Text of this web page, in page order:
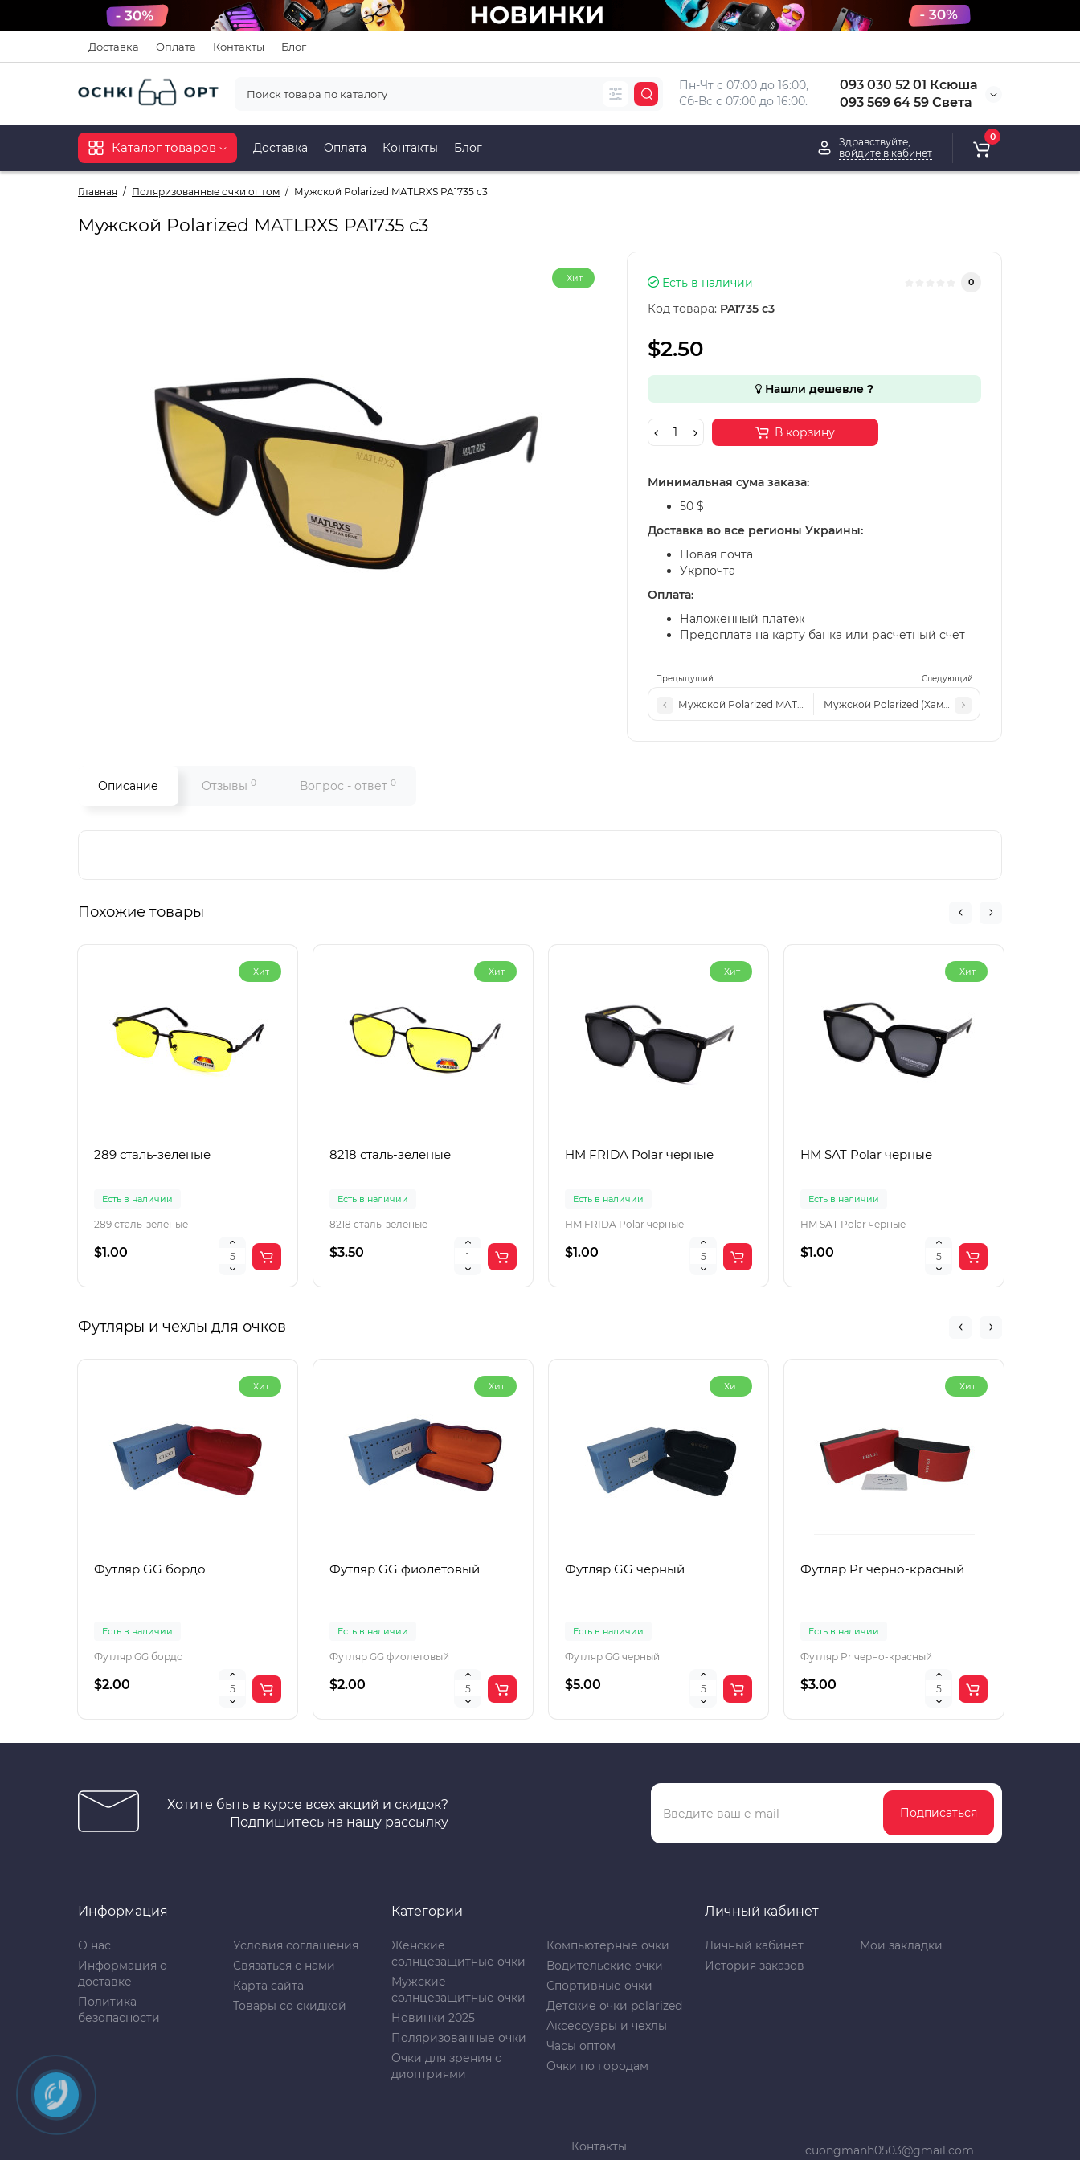
Доставка Оплата Контакты Блог
Пн-Чт с 07:00 до 16:00,
Сб-Вс с 07:00 до 16:00.
093 030 52 01 Ксюша
093 569 64 59 Света
Каталог товаров Доставка Оплата Контакты Блог
Здравствуйте,
войдите в кабинет
0
Главная Поляризованные очки оптом Мужской Polarized MATLRXS PA1735 c3
Мужской Polarized MATLRXS PA1735 c3
Хит
Предыдущий Следующий
Мужской Polarized MATLRXS PA1735 c4Мужской Polarized (Хамелеон) MATLRXS PA1735 c2
Есть в наличии 0
Код товара: PA1735 c3
$2.50
Нашли дешевле ?
В корзину
Минимальная сума заказа:
50 $
Доставка во все регионы Украины:
Новая почта
Укрпочта
Оплата:
Наложенный платеж
Предоплата на карту банка или расчетный счет
Описание Отзывы 0 Вопрос - ответ 0
Похожие товары
Хит
289 сталь-зеленые
Есть в наличии
289 сталь-зеленые
$1.00
Хит
8218 сталь-зеленые
Есть в наличии
8218 сталь-зеленые
$3.50
Хит
HM FRIDA Polar черные
Есть в наличии
HM FRIDA Polar черные
$1.00
Хит
HM SAT Polar черные
Есть в наличии
HM SAT Polar черные
$1.00
Футляры и чехлы для очков
Хит
Футляр GG бордо
Есть в наличии
Футляр GG бордо
$2.00
Хит
Футляр GG фиолетовый
Есть в наличии
Футляр GG фиолетовый
$2.00
Хит
Футляр GG черный
Есть в наличии
Футляр GG черный
$5.00
Хит
Футляр Pr черно-красный
Есть в наличии
Футляр Pr черно-красный
$3.00
Хотите быть в курсе всех акций и скидок?
Подпишитесь на нашу рассылку
Подписаться
Информация
О нас
Информация о
доставке
Политика
безопасности
Условия соглашения
Связаться с нами
Карта сайта
Товары со скидкой
Категории
Женские
солнцезащитные очки
Мужские
солнцезащитные очки
Новинки 2025
Поляризованные очки
Очки для зрения с
диоптриями
Компьютерные очки
Водительские очки
Спортивные очки
Детские очки polarized
Аксессуары и чехлы
Часы оптом
Очки по городам
Личный кабинет
Личный кабинет
История заказов
Мои закладки
Контакты cuongmanh0503@gmail.com